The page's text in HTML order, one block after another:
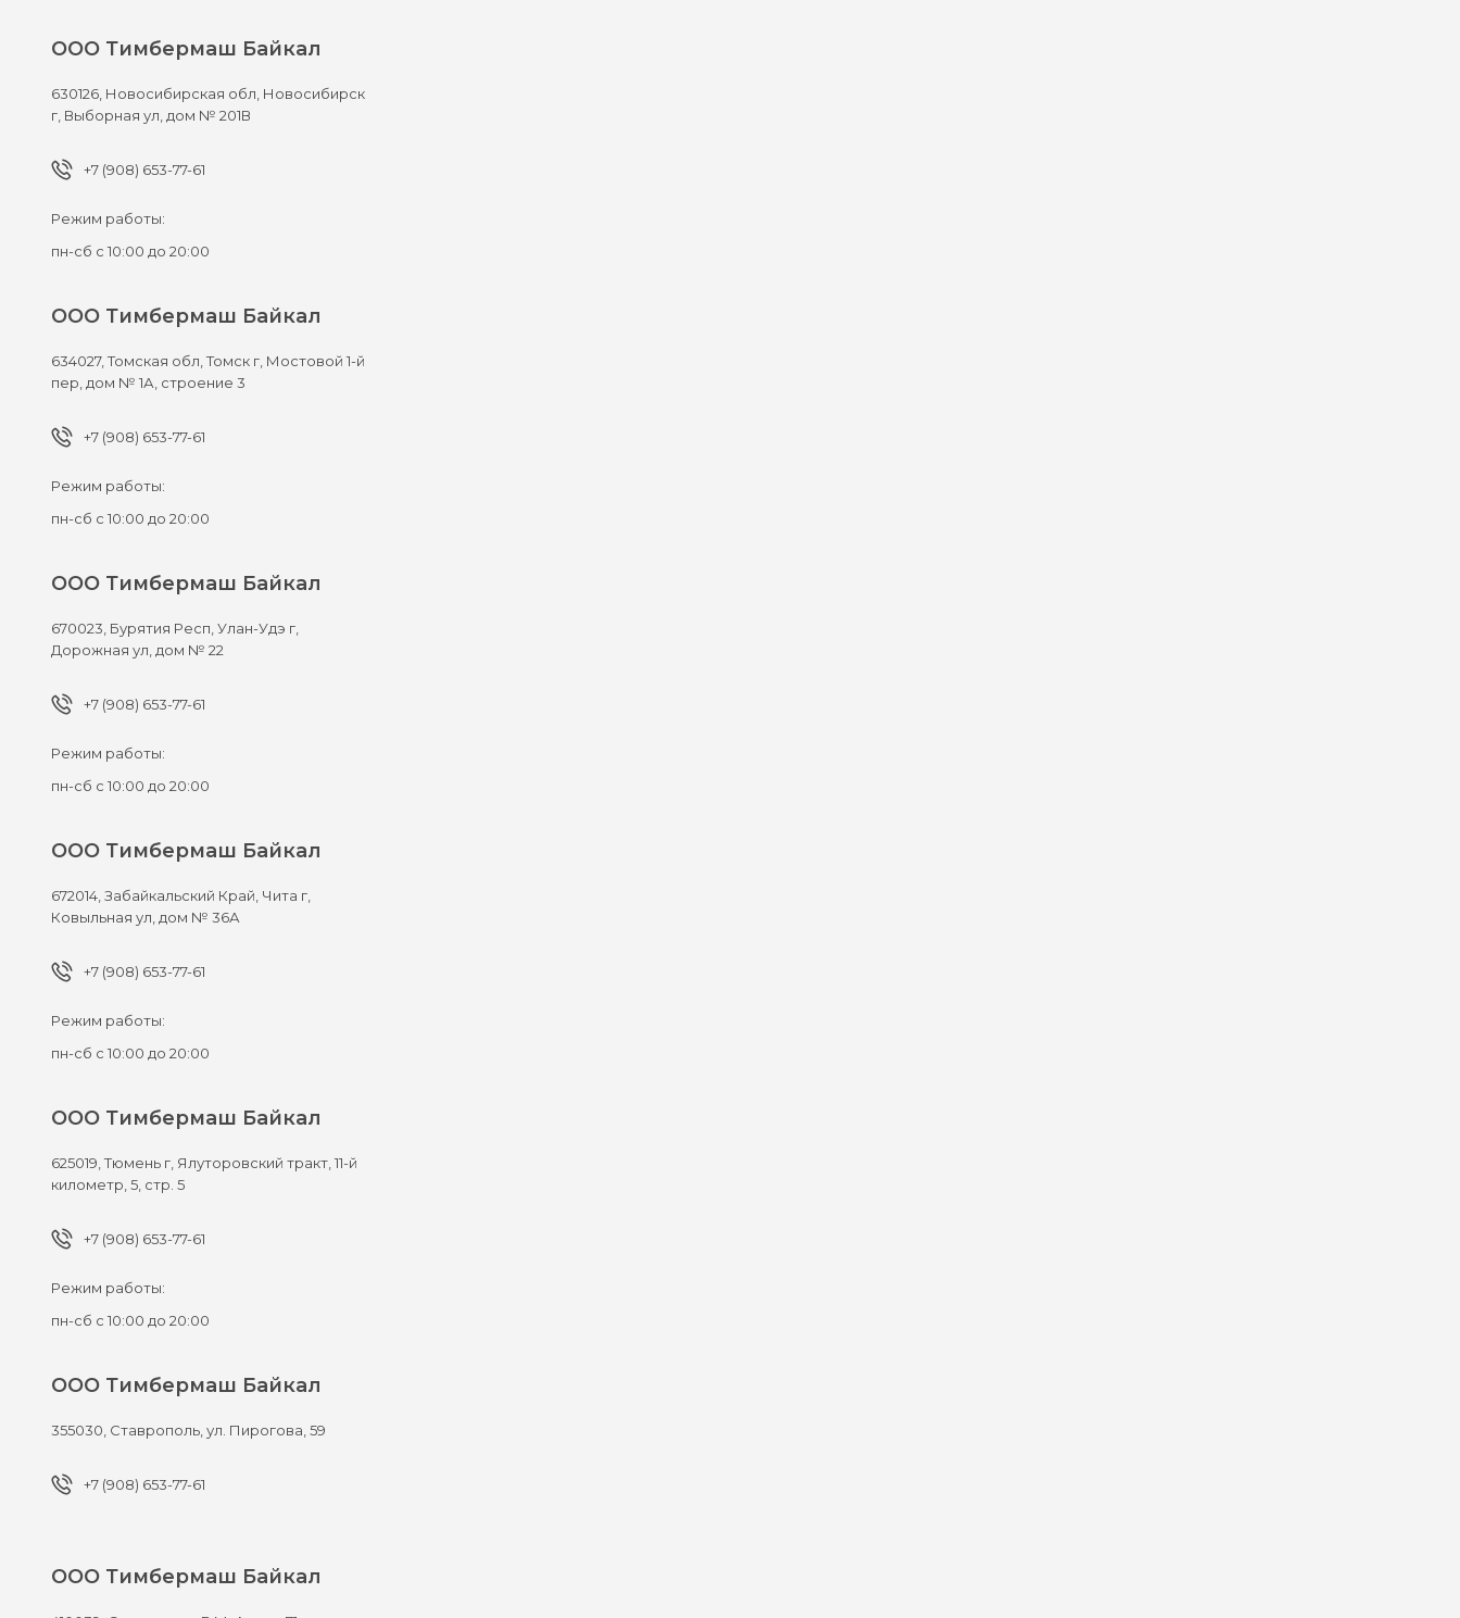
ООО Тимбермаш Байкал
630126, Новосибирская обл, Новосибирск
г, Выборная ул, дом № 201В
+7 (908) 653-77-61
Режим работы:
пн-сб с 10:00 до 20:00
ООО Тимбермаш Байкал
634027,Томская обл, Томск г, Мостовой 1-й
пер, дом № 1А, строение 3
+7 (908) 653-77-61
Режим работы:
пн-сб с 10:00 до 20:00
ООО Тимбермаш Байкал
670023, Бурятия Респ, Улан-Удэ г,
Дорожная ул, дом № 22
+7 (908) 653-77-61
Режим работы:
пн-сб с 10:00 до 20:00
ООО Тимбермаш Байкал
672014,Забайкальский Край, Чита г,
Ковыльная ул, дом № 36А
+7 (908) 653-77-61
Режим работы:
пн-сб с 10:00 до 20:00
ООО Тимбермаш Байкал
625019,Тюмень г, Ялуторовский тракт, 11-й
километр, 5, стр. 5
+7 (908) 653-77-61
Режим работы:
пн-сб с 10:00 до 20:00
ООО Тимбермаш Байкал
355030, Ставрополь,ул. Пирогова, 59
+7 (908) 653-77-61
ООО Тимбермаш Байкал